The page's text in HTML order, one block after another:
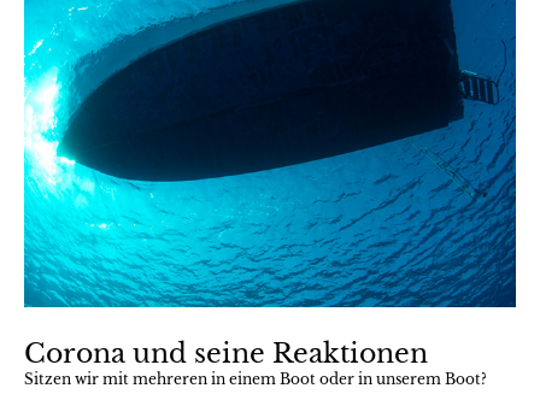
Corona und seine Reaktionen
Sitzen wir mit mehreren in einem Boot oder in unserem Boot?